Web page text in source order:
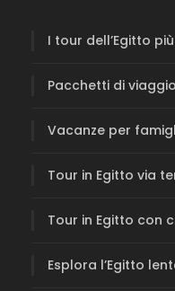
I tour dell’Egitto
Pacchetti di
Vacanze per
Tour in Egitto via
Tour in Egitto con
Esplora l’Egitto